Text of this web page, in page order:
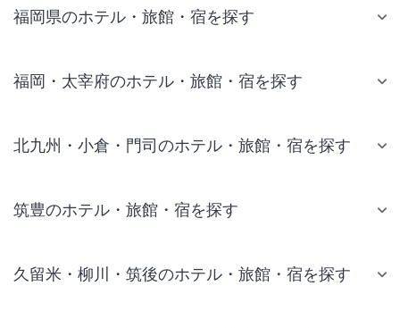
福岡県のホテル・旅館・宿を探す
福岡・太宰府のホテル・旅館・宿を探す
北九州・小倉・門司のホテル・旅館・宿を探す
筑豊のホテル・旅館・宿を探す
久留米・柳川・筑後のホテル・旅館・宿を探す